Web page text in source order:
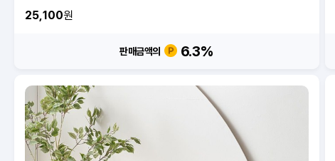
25,100원
판매금액의 6.3%